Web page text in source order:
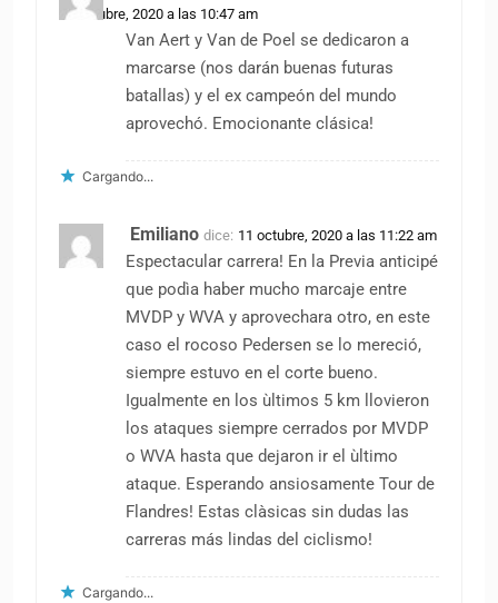
11 octubre, 2020 a las 10:47 am
Van Aert y Van de Poel se dedicaron a
marcarse (nos darán buenas futuras
batallas) y el ex campeón del mundo
aprovechó. Emocionante clásica!
Cargando...
Emiliano dice: 11 octubre, 2020 a las 11:22 am
Espectacular carrera! En la Previa anticipé
que podìa haber mucho marcaje entre
MVDP y WVA y aprovechara otro, en este
caso el rocoso Pedersen se lo mereció,
siempre estuvo en el corte bueno.
Igualmente en los ùltimos 5 km llovieron
los ataques siempre cerrados por MVDP
o WVA hasta que dejaron ir el ùltimo
ataque. Esperando ansiosamente Tour de
Flandres! Estas clàsicas sin dudas las
carreras más lindas del ciclismo!
Cargando...